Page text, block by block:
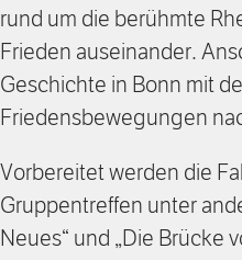
rund um die berühmte
Frieden auseinander.
Geschichte in Bonn mit
Friedensbewegungen
Vorbereitet werden die
Gruppentreffen unter
Neues“ und „Die Brücke